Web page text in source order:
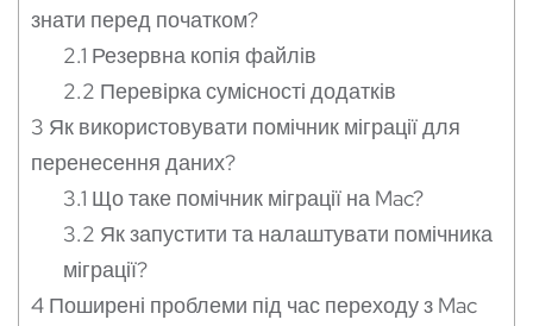
знати перед початком?
2.1 Резервна копія файлів
2.2 Перевірка сумісності додатків
3 Як використовувати помічник міграції для
перенесення даних?
3.1 Що таке помічник міграції на Mac?
3.2 Як запустити та налаштувати помічника
міграції?
4 Поширені проблеми під час переходу з Mac